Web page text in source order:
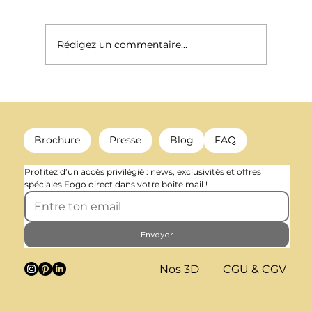
Rédigez un commentaire...
Brochure Presse Blog FAQ
Profitez d’un accès privilégié : news, exclusivités et offres
spéciales Fogo direct dans votre boîte mail !
Envoyer
Nos 3D CGU & CGV